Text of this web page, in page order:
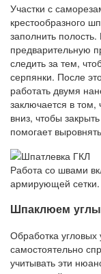
Участки с
крестообразного
заполнить
предварительную
следить за тем,
серпянки. После
работать двумя
заключается в
вниз, чтобы
помогает
Работа со швами
армирующей сетки.
Шпаклюем
Обработка угловых
самостоятельно
учитывать эти